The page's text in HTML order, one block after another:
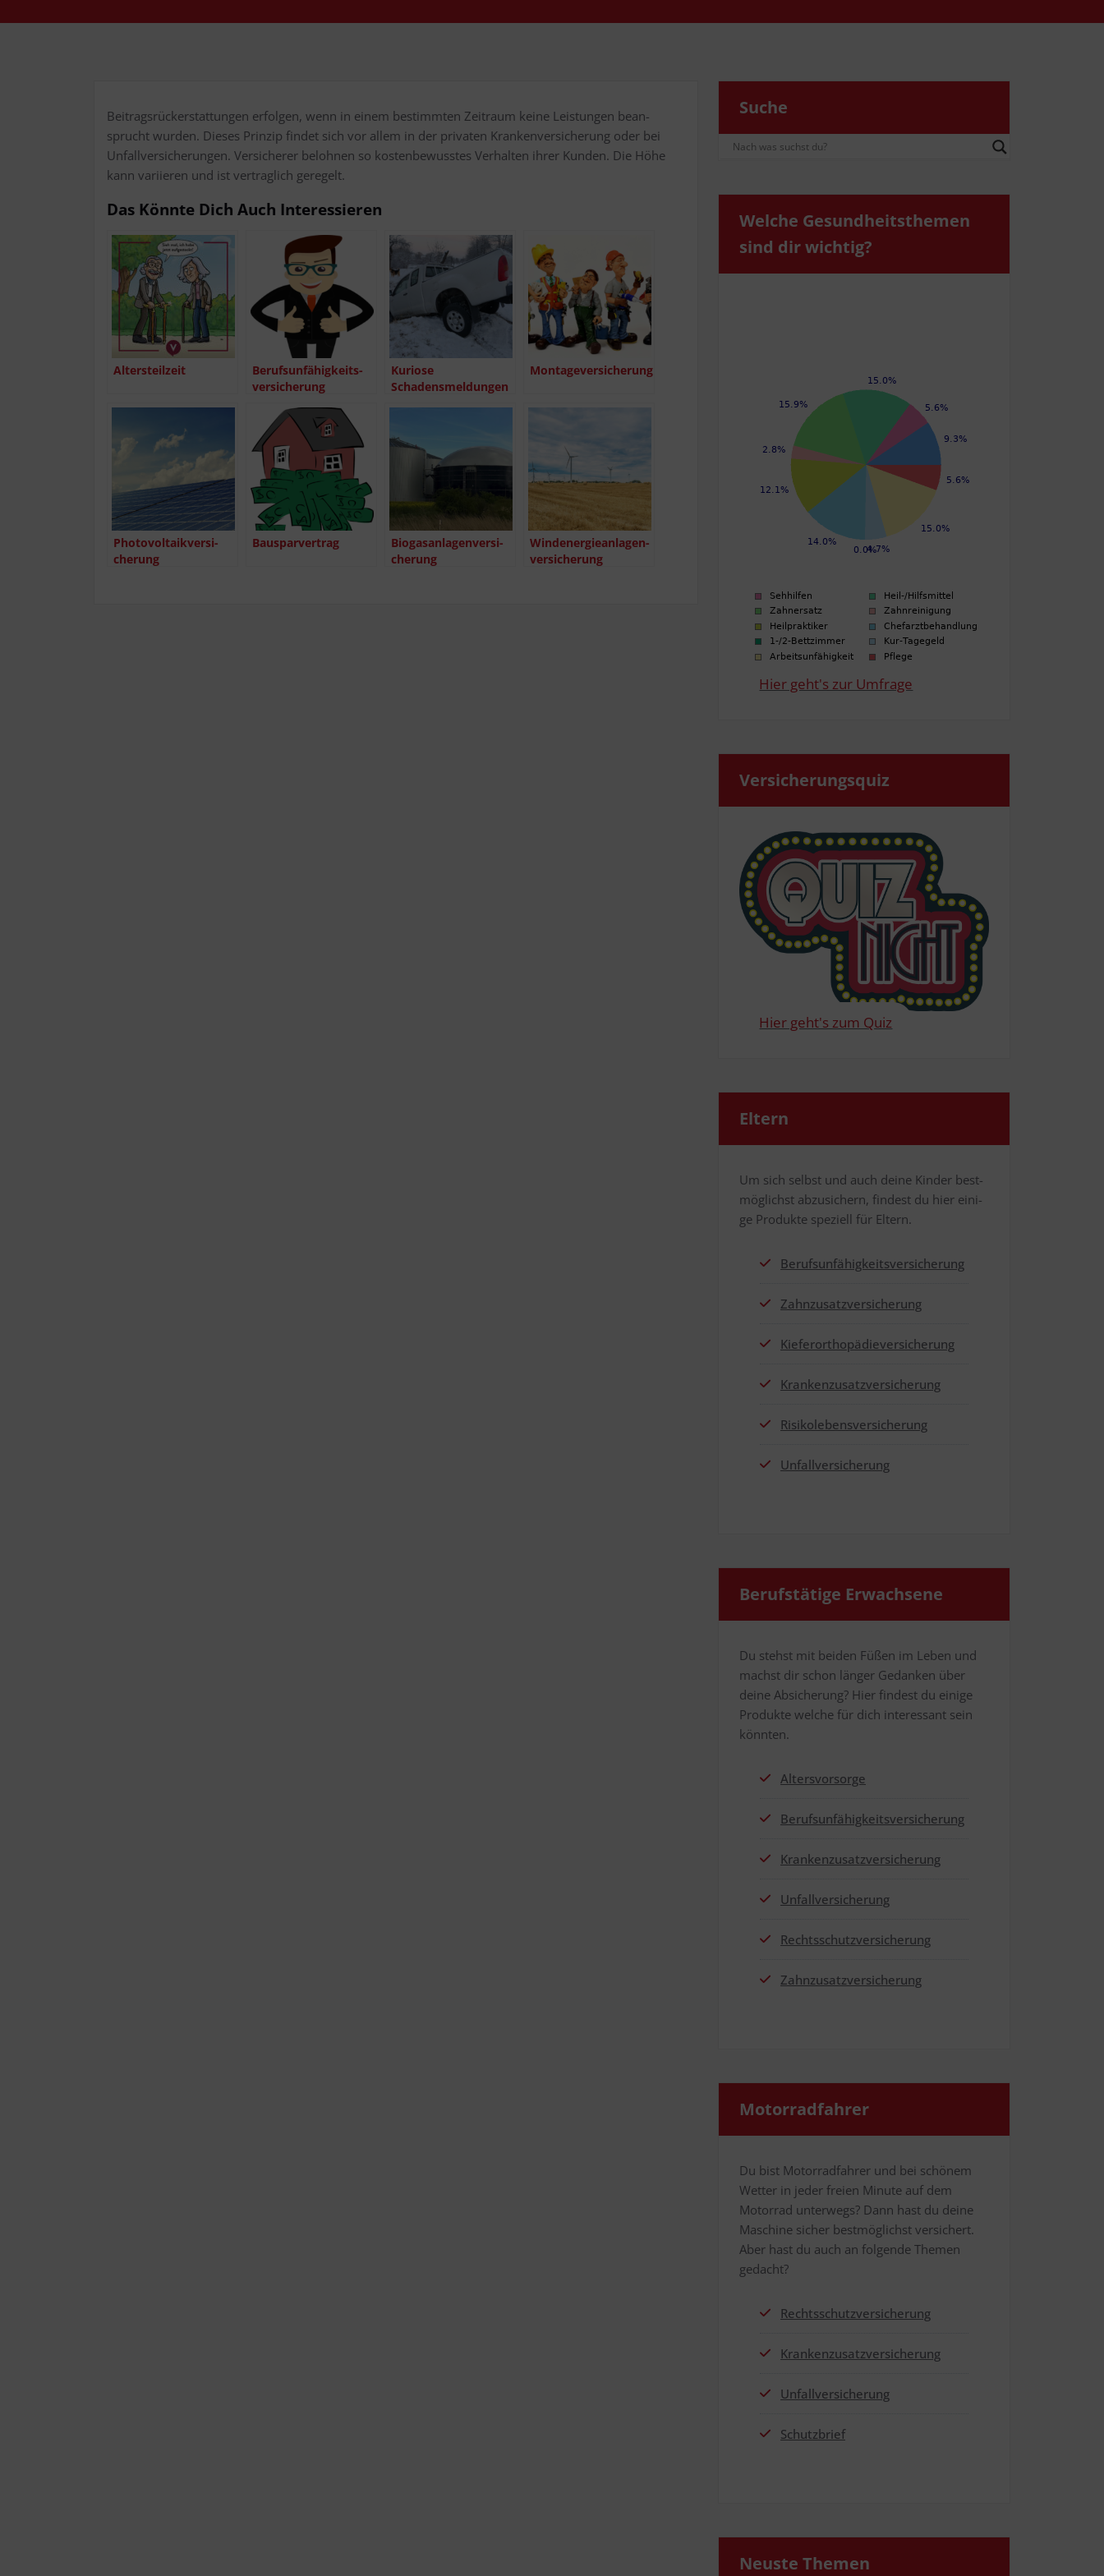
Bei­trags­rück­erstat­tun­gen erfol­gen, wenn in einem bestimm­ten Zeit­raum kei­ne Leis­tun­gen bean­
sprucht wur­den. Die­ses Prin­zip fin­det sich vor allem in der pri­va­ten Kran­ken­ver­si­che­rung oder bei
Unfall­ver­si­che­run­gen. Ver­si­che­rer beloh­nen so kos­ten­be­wuss­tes Ver­hal­ten ihrer Kun­den. Die Höhe
kann vari­ie­ren und ist ver­trag­lich geregelt.
Das Könn­te Dich Auch Interessieren
Alters­teil­zeit
Berufs­un­fä­hig­keits­
ver­si­che­rung
Kurio­se
Schadensmeldungen
Mon­ta­ge­ver­si­che­rung
Pho­to­vol­ta­ik­ver­si­
che­rung
Bau­spar­ver­trag
Bio­gas­an­la­gen­ver­si­
che­rung
Wind­ener­gie­an­la­gen­
ver­si­che­rung
Suche
Wel­che Gesund­heits­the­men
sind dir wichtig?
Hier geht's zur Umfrage
Ver­si­che­rungs­quiz
Hier geht's zum Quiz
Eltern
Um sich selbst und auch dei­ne Kin­der best­
mög­lichst abzu­si­chern, fin­dest du hier eini­
ge Pro­duk­te spe­zi­ell für Eltern.
Berufs­un­fä­hig­keits­ver­si­che­rung
Zahn­zu­satz­ver­si­che­rung
Kie­fer­or­tho­pä­die­ver­si­che­rung
Kran­ken­zu­satz­ver­si­che­rung
Risi­ko­le­bens­ver­si­che­rung
Unfall­ver­si­che­rung
Berufs­tä­ti­ge Erwachsene
Du stehst mit bei­den Füßen im Leben und
machst dir schon län­ger Gedan­ken über
dei­ne Absi­che­rung? Hier fin­dest du eini­ge
Pro­duk­te wel­che für dich inter­es­sant sein
könnten.
Alters­vor­sor­ge
Berufs­un­fä­hig­keits­ver­si­che­rung
Kran­ken­zu­satz­ver­si­che­rung
Unfall­ver­si­che­rung
Rechts­schutz­ver­si­che­rung
Zahn­zu­satz­ver­si­che­rung
Motor­rad­fah­rer
Du bist Motor­rad­fah­rer und bei schö­nem
Wet­ter in jeder frei­en Minu­te auf dem
Motor­rad unter­wegs? Dann hast du dei­ne
Maschi­ne sicher best­mög­lichst ver­si­chert.
Aber hast du auch an fol­gen­de The­men
gedacht?
Rechts­schutz­ver­si­che­rung
Kran­ken­zu­satz­ver­si­che­rung
Unfall­ver­si­che­rung
Schutz­brief
Neus­te Themen